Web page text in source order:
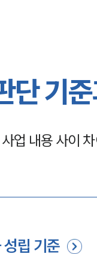
단 기
업 내용 사이
립 기준